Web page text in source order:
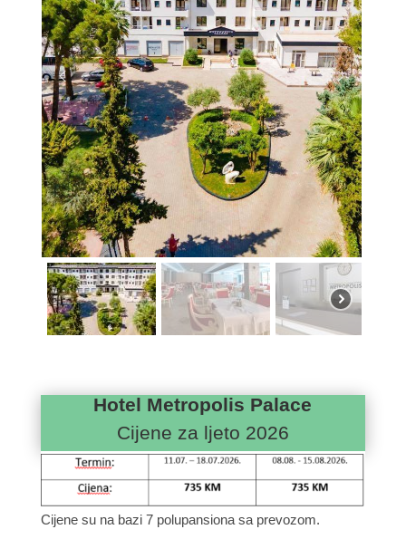
Hotel Metropolis Palace
Cijene za ljeto 2026
Cijene su na bazi 7 polupansiona sa prevozom.